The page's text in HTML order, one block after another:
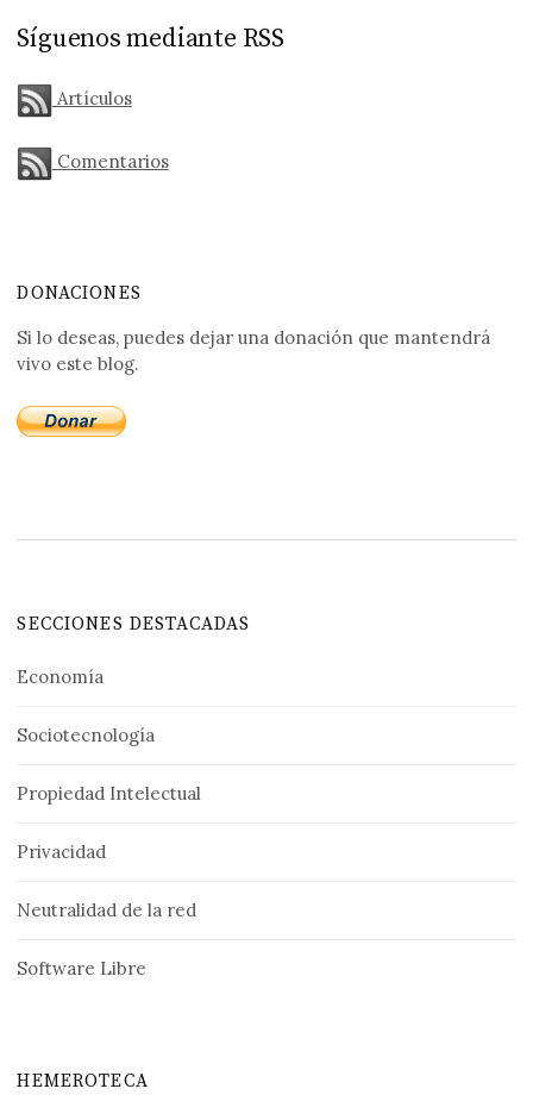
Síguenos mediante RSS
Artículos
Comentarios
DONACIONES
Si lo deseas, puedes dejar una donación que mantendrá
vivo este blog.
SECCIONES DESTACADAS
Economía
Sociotecnología
Propiedad Intelectual
Privacidad
Neutralidad de la red
Software Libre
HEMEROTECA